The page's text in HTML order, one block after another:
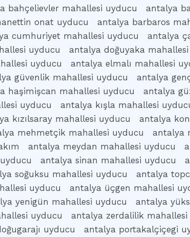
bahçelievler mahallesi uyducu
antalya
onat uyducu
antalya barbaros
cumhuriyet mahallesi uyducu
antalya
uyducu antalya doğuyaka
uyducu antalya elmalı mahallesi
güvenlik mahallesi uyducu
antalya
haşimişcan mahallesi uyducu
antalya
uyducu antalya kışla mahallesi
kızılsaray mahallesi uyducu
antalya
mehmetçik mahallesi uyducu
antalya
antalya meydan mahallesi uyducu
antalya sinan mahallesi uyducu
soğuksu mahallesi uyducu
antalya
uyducu antalya üçgen mahallesi
yenigün mahallesi uyducu
antalya
uyducu antalya zerdalilik mahallesi
uyducu antalya portakalçiçegi